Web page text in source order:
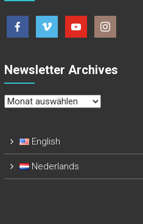
Newsletter Archives
Newsletter
English
Nederlands